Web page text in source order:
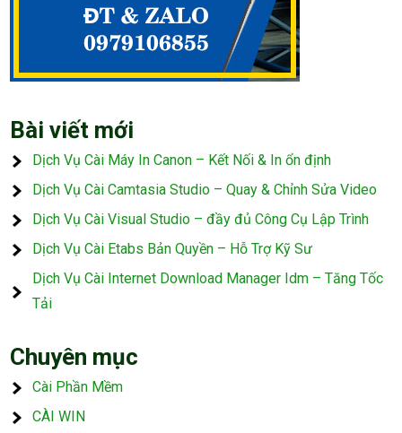
Bài viết mới
Dịch Vụ Cài Máy In Canon – Kết Nối & In ổn định
Dịch Vụ Cài Camtasia Studio – Quay & Chỉnh Sửa Video
Dịch Vụ Cài Visual Studio – đầy đủ Công Cụ Lập Trình
Dịch Vụ Cài Etabs Bản Quyền – Hỗ Trợ Kỹ Sư
Dịch Vụ Cài Internet Download Manager Idm – Tăng Tốc
Tải
Chuyên mục
Cài Phần Mềm
CÀI WIN